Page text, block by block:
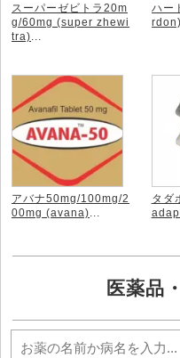
スーパーゼビトラ20m
g/60mg (super zhewi
tra)
ハー
rdon)
アバナ50mg/100mg/2
00mg (avana)
タダ
医薬品